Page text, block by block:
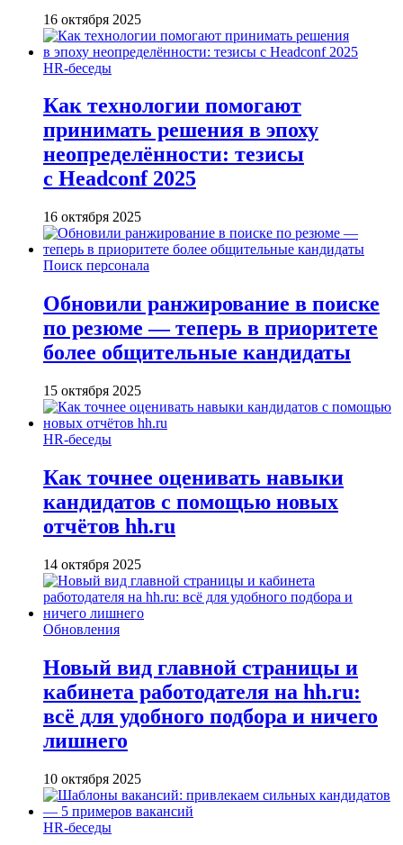
16 октября 2025
HR-беседы
Как технологии помогают
принимать решения в эпоху
неопределённости: тезисы
с Headconf 2025
16 октября 2025
Поиск персонала
Обновили ранжирование в поиске
по резюме — теперь в приоритете
более общительные кандидаты
15 октября 2025
HR-беседы
Как точнее оценивать навыки
кандидатов с помощью новых
отчётов hh.ru
14 октября 2025
Обновления
Новый вид главной страницы и
кабинета работодателя на hh.ru:
всё для удобного подбора и ничего
лишнего
10 октября 2025
HR-беседы